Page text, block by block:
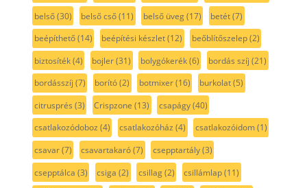
belső(30) belső cső(11) belső üveg(17) betét(7)
beépíthető(14) beépítési készlet(12) beőblítőszelep(2)
biztosíték(4) bojler(31) bolygókerék(6) bordás szíj (21)
bordásszíj (7) borító(2) botmixer(16) burkolat(5)
citrusprés (3) Crispzone (13) csapágy(40)
csatlakozódoboz (4) csatlakozóház (4) csatlakozóidom(1)
csavar(7) csavartakaró(7) csepptartály(3)
csepptálca (3) csiga (2) csillag(2) csillámlap(11)